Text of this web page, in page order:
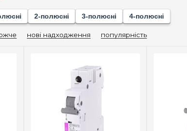
2-полюсні 3-полюсні 4-полюсні
нові надходження популярність